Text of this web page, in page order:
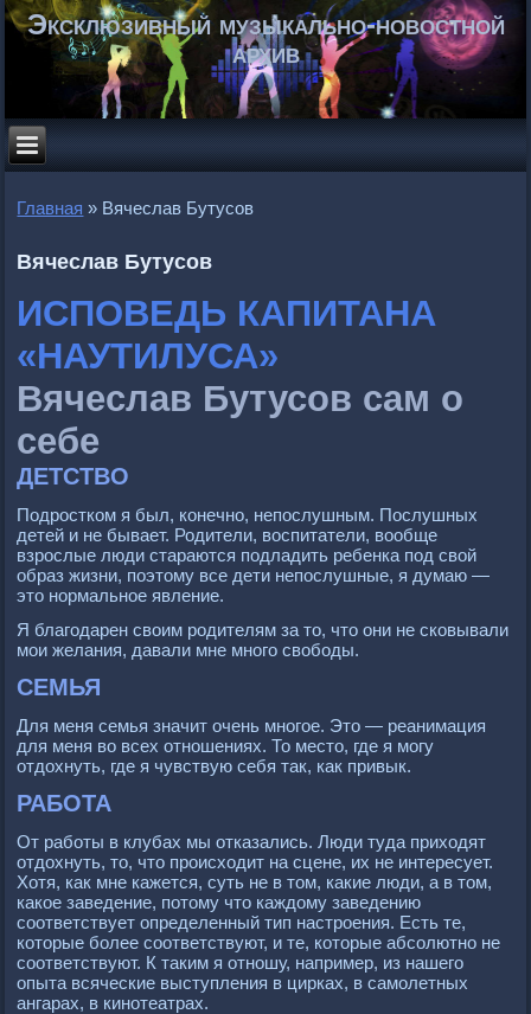
Эксклюзивный музыкально-новостной
архив
Главная » Вячеслав Бутусов
Вячеслав Бутусов
ИСПОВЕДЬ КАПИТАНА
«НАУТИЛУСА»
Вячеслав Бутусов сам о
себе
ДЕТСТВО
Подростком я был, конечно, непослушным. Послушных
детей и не бывает. Родители, воспитатели, вообще
взрослые люди стараются подладить ребенка под свой
образ жизни, поэтому все дети непослушные, я думаю —
это нормальное явление.
Я благодарен своим родителям за то, что они не сковывали
мои желания, давали мне много свободы.
СЕМЬЯ
Для меня семья значит очень многое. Это — реанимация
для меня во всех отношениях. То место, где я могу
отдохнуть, где я чувствую себя так, как привык.
РАБОТА
От работы в клубах мы отказались. Люди туда приходят
отдохнуть, то, что происходит на сцене, их не интересует.
Хотя, как мне кажется, суть не в том, какие люди, а в том,
какое заведение, потому что каждому заведению
соответствует определенный тип настроения. Есть те,
которые более соответствуют, и те, которые абсолютно не
соответствуют. К таким я отношу, например, из нашего
опыта всяческие выступления в цирках, в самолетных
ангарах, в кинотеатрах.